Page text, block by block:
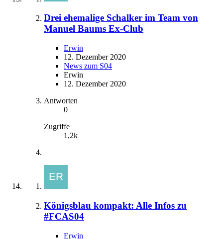
Drei ehemalige Schalker im Team von
Manuel Baums Ex-Club
Erwin
12. Dezember 2020
News zum S04
Erwin
12. Dezember 2020
Antworten
0
Zugriffe
1,2k
Königsblau kompakt: Alle Infos zu
#FCAS04
Erwin